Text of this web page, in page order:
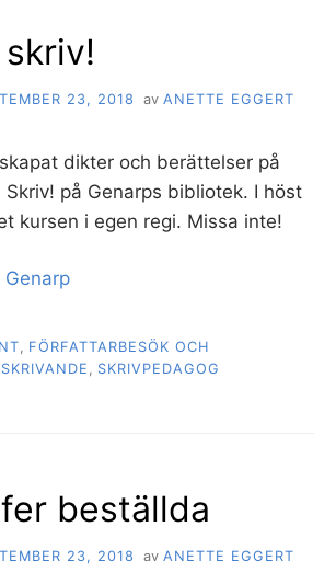
23, 2018 av ANETTE EGGERT
dikter och berättelser på
Skriv! på Genarps bibliotek. I höst
kursen i egen regi. Missa inte!
FÖRFATTARBESÖK OCH
SKRIVANDE SKRIVPEDAGOG
beställda
23, 2018 av ANETTE EGGERT